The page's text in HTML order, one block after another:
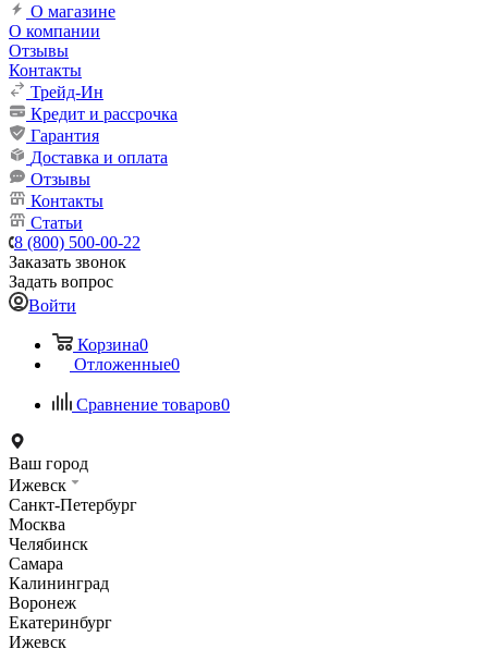
О магазине
О компании
Отзывы
Контакты
Трейд-Ин
Кредит и рассрочка
Гарантия
Доставка и оплата
Отзывы
Контакты
Статьи
8 (800) 500-00-22
Заказать звонок
Задать вопрос
Войти
Корзина0
Отложенные0
Сравнение товаров0
Ваш город
Ижевск
Санкт-Петербург
Москва
Челябинск
Самара
Калининград
Воронеж
Екатеринбург
Ижевск